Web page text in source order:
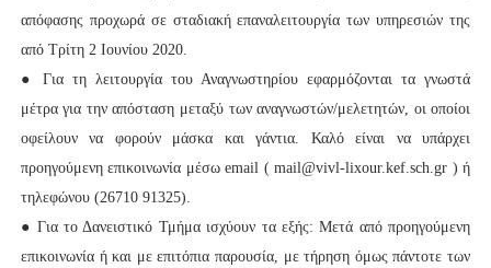
απόφασης προχωρά σε σταδιακή επαναλειτουργία των υπηρεσιών της
από Τρίτη 2 Ιουνίου 2020.
● Για τη λειτουργία του Αναγνωστηρίου εφαρμόζονται τα γνωστά
μέτρα για την απόσταση μεταξύ των αναγνωστών/μελετητών, οι οποίοι
οφείλουν να φορούν μάσκα και γάντια. Καλό είναι να υπάρχει
προηγούμενη επικοινωνία μέσω email ( mail@vivl-lixour.kef.sch.gr ) ή
τηλεφώνου (26710 91325).
● Για το Δανειστικό Τμήμα ισχύουν τα εξής: Μετά από προηγούμενη
επικοινωνία ή και με επιτόπια παρουσία, με τήρηση όμως πάντοτε των